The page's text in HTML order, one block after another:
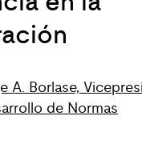
A. Borlase,
de Normas